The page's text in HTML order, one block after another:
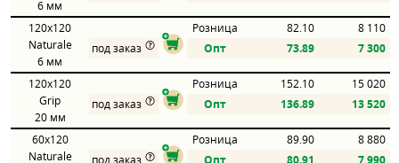
6 мм
120x120
Naturale
6 мм
Розница 82.10
8 110
под заказ
Опт 73.89 7 300
120x120
Grip
20 мм
Розница 152.10
15 020
под заказ
Опт 136.89 13 520
60x120
Naturale
Розница 89.90
8 880